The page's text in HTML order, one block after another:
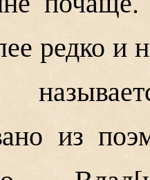
редко и
из